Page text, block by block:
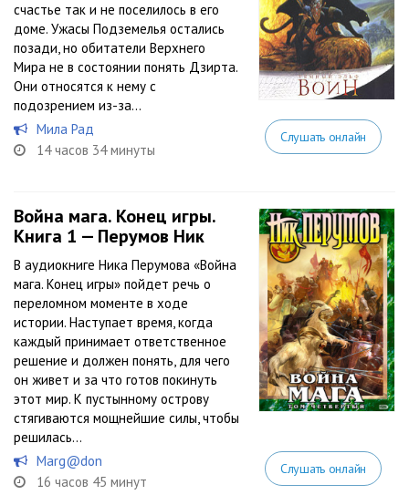
счастье так и не поселилось в его
доме. Ужасы Подземелья остались
позади, но обитатели Верхнего
Мира не в состоянии понять Дзирта.
Они относятся к нему с
подозрением из-за...
Мила Рад
14 часов 34 минуты
Слушать онлайн
Война мага. Конец игры.
Книга 1 — Перумов Ник
В аудиокниге Ника Перумова «Война
мага. Конец игры» пойдет речь о
переломном моменте в ходе
истории. Наступает время, когда
каждый принимает ответственное
решение и должен понять, для чего
он живет и за что готов покинуть
этот мир. К пустынному острову
стягиваются мощнейшие силы, чтобы
решилась...
Marg@don
16 часов 45 минут
Слушать онлайн